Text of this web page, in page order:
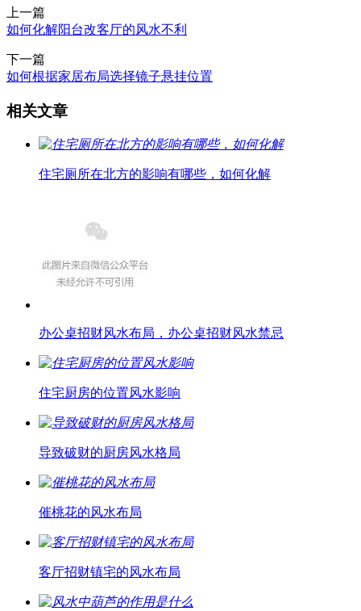
上一篇
如何化解阳台改客厅的风水不利
下一篇
如何根据家居布局选择镜子悬挂位置
相关文章
住宅厕所在北方的影响有哪些，如何化解
办公桌招财风水布局，办公桌招财风水禁忌
住宅厨房的位置风水影响
导致破财的厨房风水格局
催桃花的风水布局
客厅招财镇宅的风水布局